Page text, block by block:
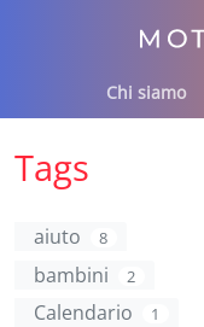
Chi siamo
Tags
aiuto 8
bambini 2
Calendario 1